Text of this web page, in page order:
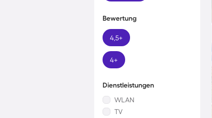
Bewertung
4,5+
4+
Dienstleistungen
WLAN
TV